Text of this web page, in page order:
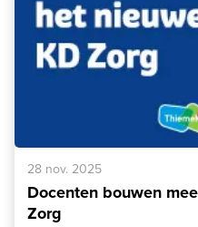
28 nov. 2025
Docenten bouwen
Zorg